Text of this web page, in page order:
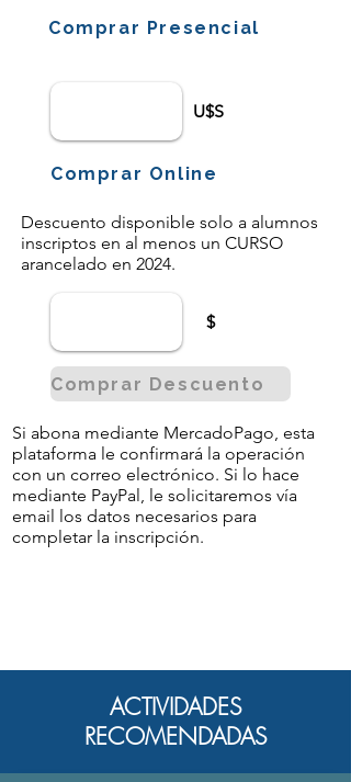
Comprar Presencial
U$S
Comprar Online
Descuento disponible solo a alumnos
inscriptos en al menos un CURSO
arancelado en 2024.
$
Comprar Descuento
Si abona mediante MercadoPago, esta
plataforma le confirmará la operación
con un correo electrónico. Si lo hace
mediante PayPal, le solicitaremos vía
email los datos necesarios para
completar la inscripción.
ACTIVIDADES
RECOMENDADAS